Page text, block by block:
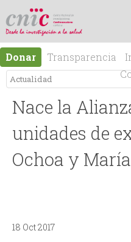
logotipo
En
gli
sh
Es
pa
ño
l
Donar Transparencia
M
e
n
Nace la
unidades de
Ochoa y
18 Oct 2017